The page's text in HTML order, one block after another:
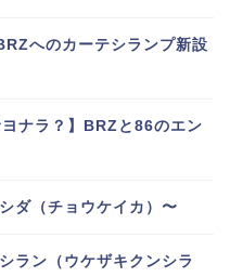
へのカーテシランプ新設
ヨナラ？】BRZと86のエン
ダ（チョウケイカ）〜
ラン（ウケザキクンシラ